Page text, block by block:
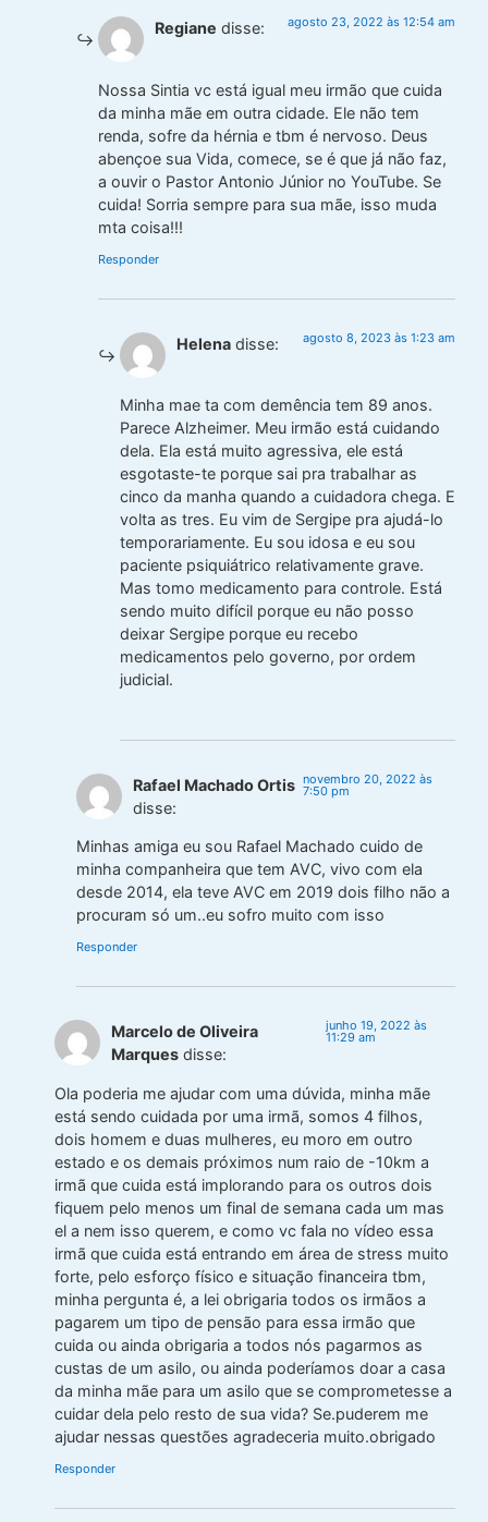
Regiane disse: agosto 23, 2022 às 12:54 am
Nossa Sintia vc está igual meu irmão que cuida
da minha mãe em outra cidade. Ele não tem
renda, sofre da hérnia e tbm é nervoso. Deus
abençoe sua Vida, comece, se é que já não faz,
a ouvir o Pastor Antonio Júnior no YouTube. Se
cuida! Sorria sempre para sua mãe, isso muda
mta coisa!!!
Responder
Helena disse: agosto 8, 2023 às 1:23 am
Minha mae ta com demência tem 89 anos.
Parece Alzheimer. Meu irmão está cuidando
dela. Ela está muito agressiva, ele está
esgotaste-te porque sai pra trabalhar as
cinco da manha quando a cuidadora chega. E
volta as tres. Eu vim de Sergipe pra ajudá-lo
temporariamente. Eu sou idosa e eu sou
paciente psiquiátrico relativamente grave.
Mas tomo medicamento para controle. Está
sendo muito difícil porque eu não posso
deixar Sergipe porque eu recebo
medicamentos pelo governo, por ordem
judicial.
Rafael Machado Ortis
disse:
novembro 20, 2022 às
7:50 pm
Minhas amiga eu sou Rafael Machado cuido de
minha companheira que tem AVC, vivo com ela
desde 2014, ela teve AVC em 2019 dois filho não a
procuram só um..eu sofro muito com isso
Responder
Marcelo de Oliveira
Marques disse:
junho 19, 2022 às
11:29 am
Ola poderia me ajudar com uma dúvida, minha mãe
está sendo cuidada por uma irmã, somos 4 filhos,
dois homem e duas mulheres, eu moro em outro
estado e os demais próximos num raio de -10km a
irmã que cuida está implorando para os outros dois
fiquem pelo menos um final de semana cada um mas
el a nem isso querem, e como vc fala no vídeo essa
irmã que cuida está entrando em área de stress muito
forte, pelo esforço físico e situação financeira tbm,
minha pergunta é, a lei obrigaria todos os irmãos a
pagarem um tipo de pensão para essa irmão que
cuida ou ainda obrigaria a todos nós pagarmos as
custas de um asilo, ou ainda poderíamos doar a casa
da minha mãe para um asilo que se comprometesse a
cuidar dela pelo resto de sua vida? Se.puderem me
ajudar nessas questões agradeceria muito.obrigado
Responder